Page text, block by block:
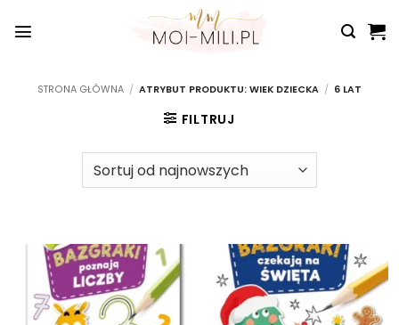
do
STRONA GŁÓWNA / ATRYBUT PRODUKTU: WIEK DZIECKA / 6 LAT
FILTRUJ